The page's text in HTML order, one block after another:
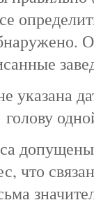
указана
что